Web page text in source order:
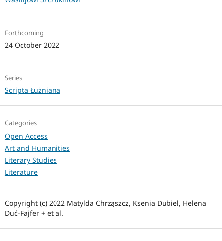
Forthcoming
24 October 2022
Series
Scripta Łużniana
Categories
Open Access
Art and Humanities
Literary Studies
Literature
Copyright (c) 2022 Matylda Chrząszcz, Ksenia Dubiel, Helena
Duć-Fajfer + et al.